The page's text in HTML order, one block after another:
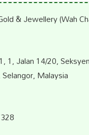
1, Jalan 14/20,
Malaysia